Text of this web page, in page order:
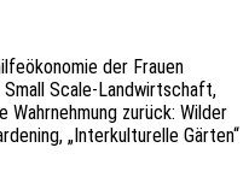
der Frauen
Scale-Land­wirt­schaft,
zurück: Wilder
„Inter­kul­tu­rel­le Gärten“